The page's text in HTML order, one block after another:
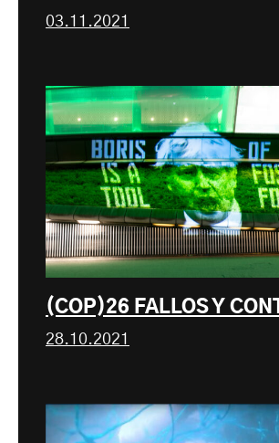
03.11.2021
(COP)26 FALLOS Y
28.10.2021